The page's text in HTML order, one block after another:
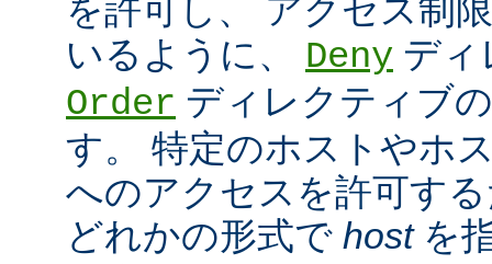
を許可し、 アクセス制
いるように、 Deny ディ
Order ディレクティブ
す。 特定のホストやホ
へのアクセスを許可す
どれかの形式で hostを